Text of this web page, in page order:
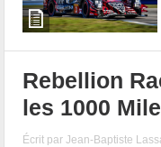
Rebellion
les 1000
Écrit parJean-Baptiste